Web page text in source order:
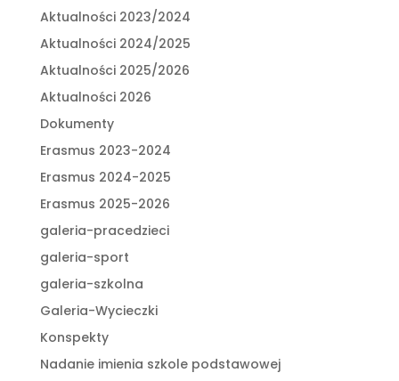
Aktualności 2023/2024
Aktualności 2024/2025
Aktualności 2025/2026
Aktualności 2026
Dokumenty
Erasmus 2023-2024
Erasmus 2024-2025
Erasmus 2025-2026
galeria-pracedzieci
galeria-sport
galeria-szkolna
Galeria-Wycieczki
Konspekty
Nadanie imienia szkole podstawowej